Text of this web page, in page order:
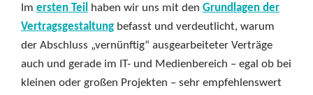
Im ersten Teil haben wir uns mit den Grundlagen der
Vertragsgestaltung befasst und verdeutlicht, warum
der Abschluss „vernünftig“ ausgearbeiteter Verträge
auch und gerade im IT- und Medienbereich – egal ob bei
kleinen oder großen Projekten – sehr empfehlenswert